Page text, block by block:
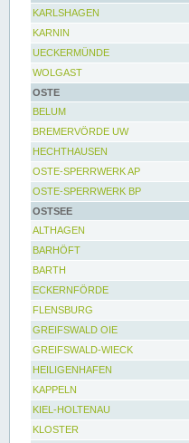
KARLSHAGEN
KARNIN
UECKERMÜNDE
WOLGAST
OSTE
BELUM
BREMERVÖRDE UW
HECHTHAUSEN
OSTE-SPERRWERK AP
OSTE-SPERRWERK BP
OSTSEE
ALTHAGEN
BARHÖFT
BARTH
ECKERNFÖRDE
FLENSBURG
GREIFSWALD OIE
GREIFSWALD-WIECK
HEILIGENHAFEN
KAPPELN
KIEL-HOLTENAU
KLOSTER